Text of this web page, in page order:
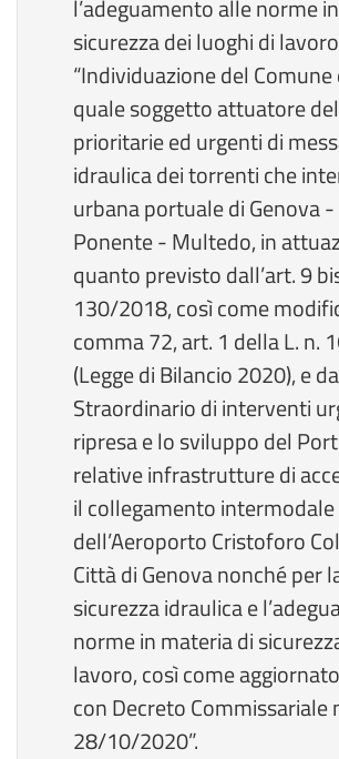
l’adeguamento alle norme
sicurezza dei luoghi di
“Individuazione del Comune
quale soggetto attuatore
prioritarie ed urgenti di
idraulica dei torrenti che
urbana portuale di Genova
Ponente - Multedo, in
quanto previsto dall’art. 9
130/2018, così come
comma 72, art. 1 della L. n.
(Legge di Bilancio 2020), e
Straordinario di interventi
ripresa e lo sviluppo del
relative infrastrutture di
il collegamento intermodale
dell’Aeroporto Cristoforo
Città di Genova nonché per
sicurezza idraulica e
norme in materia di
lavoro, così come
con Decreto Commissariale
28/10/2020”.